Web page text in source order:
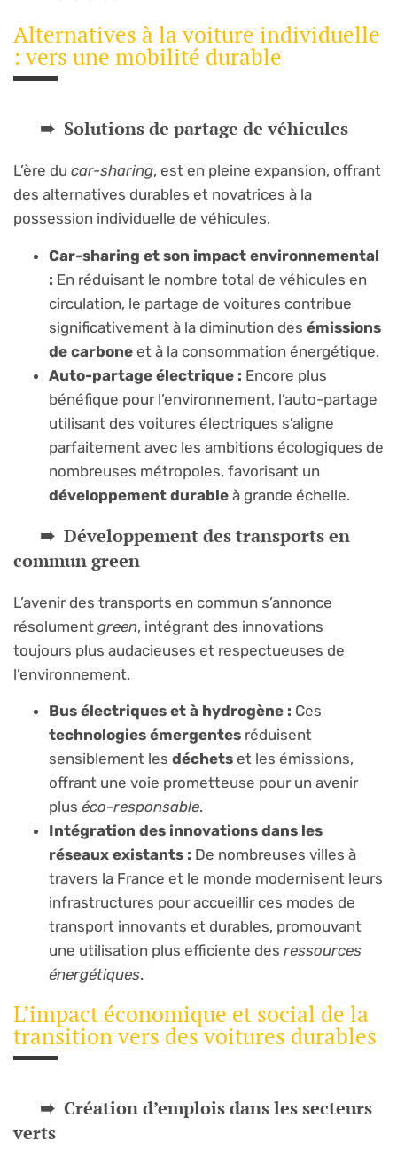
Alternatives à la voiture individuelle
: vers une mobilité durable
Solutions de partage de véhicules
L’ère du car-sharing, est en pleine expansion, offrant
des alternatives durables et novatrices à la
possession individuelle de véhicules.
Car-sharing et son impact environnemental
: En réduisant le nombre total de véhicules en
circulation, le partage de voitures contribue
significativement à la diminution des émissions
de carbone et à la consommation énergétique.
Auto-partage électrique : Encore plus
bénéfique pour l’environnement, l’auto-partage
utilisant des voitures électriques s’aligne
parfaitement avec les ambitions écologiques de
nombreuses métropoles, favorisant un
développement durable à grande échelle.
Développement des transports en
commun green
L’avenir des transports en commun s’annonce
résolument green, intégrant des innovations
toujours plus audacieuses et respectueuses de
l’environnement.
Bus électriques et à hydrogène : Ces
technologies émergentes réduisent
sensiblement les déchets et les émissions,
offrant une voie prometteuse pour un avenir
plus éco-responsable.
Intégration des innovations dans les
réseaux existants : De nombreuses villes à
travers la France et le monde modernisent leurs
infrastructures pour accueillir ces modes de
transport innovants et durables, promouvant
une utilisation plus efficiente des ressources
énergétiques.
L’impact économique et social de la
transition vers des voitures durables
Création d’emplois dans les secteurs
verts